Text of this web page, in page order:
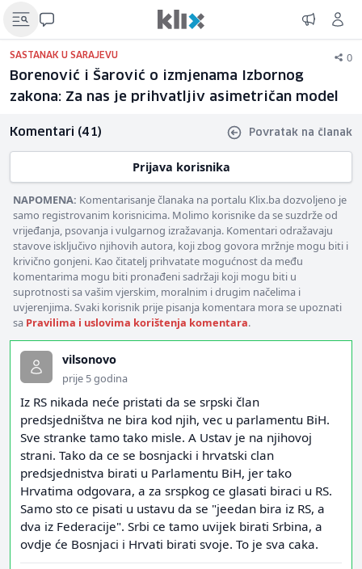
SASTANAK U SARAJEVU 0
Borenović i Šarović o izmjenama Izbornog
zakona: Za nas je prihvatljiv asimetričan model
Komentari (41) Povratak na članak
Prijava korisnika
NAPOMENA: Komentarisanje članaka na portalu Klix.ba dozvoljeno je
samo registrovanim korisnicima. Molimo korisnike da se suzdrže od
vrijeđanja, psovanja i vulgarnog izražavanja. Komentari odražavaju
stavove isključivo njihovih autora, koji zbog govora mržnje mogu biti i
krivično gonjeni. Kao čitatelj prihvatate mogućnost da među
komentarima mogu biti pronađeni sadržaji koji mogu biti u
suprotnosti sa vašim vjerskim, moralnim i drugim načelima i
uvjerenjima. Svaki korisnik prije pisanja komentara mora se upoznati
sa Pravilima i uslovima korištenja komentara.
vilsonovo
prije 5 godina
Iz RS nikada neće pristati da se srpski član
predsjedništva ne bira kod njih, vec u parlamentu BiH.
Sve stranke tamo tako misle. A Ustav je na njihovoj
strani. Tako da ce se bosnjacki i hrvatski clan
predsjednistva birati u Parlamentu BiH, jer tako
Hrvatima odgovara, a za srspkog ce glasati biraci u RS.
Samo sto ce pisati u ustavu da se "jeedan bira iz RS, a
dva iz Federacije". Srbi ce tamo uvijek birati Srbina, a
ovdje će Bosnjaci i Hrvati birati svoje. To je sva caka.